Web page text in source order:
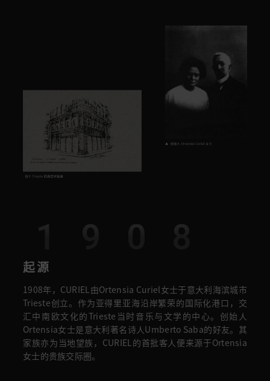
1908
起源
1908年，CURIEL由Ortensia Curiel女士于意大利海滨城市
Trieste创立。作为亚得里亚海沿岸繁荣的国际化港口，交
汇中南欧文化的Trieste当时音乐与文学的中心。创始人
Ortensia女士是意大利著名诗人Umberto Saba的好友。其
家族亦为当地望族，CURIEL的首批客人便来源于Ortensia
女士的贵族交际圈。